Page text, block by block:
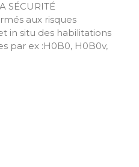
SÉCURITÉ
aux risques
in situ des habilitations
par ex :H0B0, H0B0v,